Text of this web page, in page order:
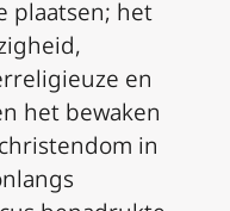
plaatsen; het
en
het bewaken
in